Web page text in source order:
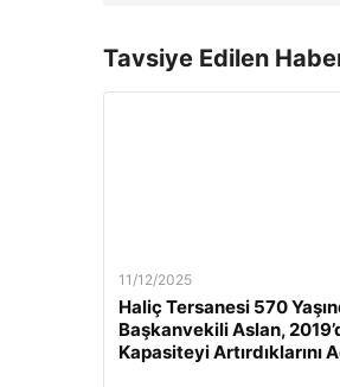
Tavsiye Edilen
11/12/2025
Haliç Tersanesi 570
Başkanvekili Aslan,
Kapasiteyi Artırdıklarını